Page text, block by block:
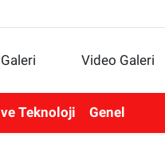
Video Galeri
Teknoloji Genel